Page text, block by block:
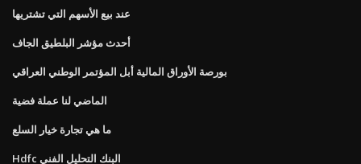
عند بيع الأسهم التي تشتريها
أحدث مؤشر البلطيق الجاف
بورصة الأوراق المالية أبل المؤتمر الوطني العراقي
الماضي لنا عملة فضية
ما هي تجارة خيار السلع
Hdfc البنك التحليل الفني